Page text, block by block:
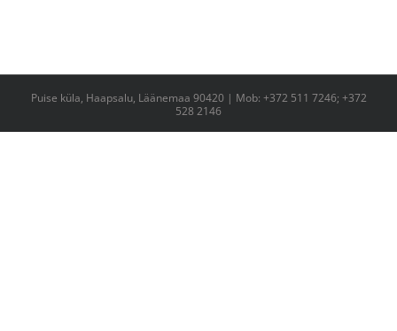
Puise küla, Haapsalu, Läänemaa 90420 | Mob: +372 511 7246; +372
528 2146